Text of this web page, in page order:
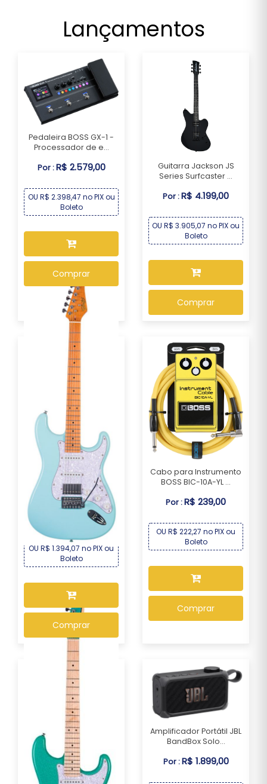
Lançamentos
Pedaleira BOSS GX-1 -
Processador de e...
Por :R$ 2.579,00
OU R$ 2.398,47 no PIX ou
Boleto
Comprar
Guitarra Jackson JS
Series Surfcaster ...
Por :R$ 4.199,00
OU R$ 3.905,07 no PIX ou
Boleto
Comprar
Guitarra Seizi Fun
Vintage Budokan HSS...
R$ 1.499,00
OU R$ 1.394,07 no PIX ou
Boleto
Comprar
Cabo para Instrumento
BOSS BIC-10A-YL ...
Por :R$ 239,00
OU R$ 222,27 no PIX ou
Boleto
Comprar
Amplificador Portátil JBL
BandBox Solo...
Por :R$ 1.899,00